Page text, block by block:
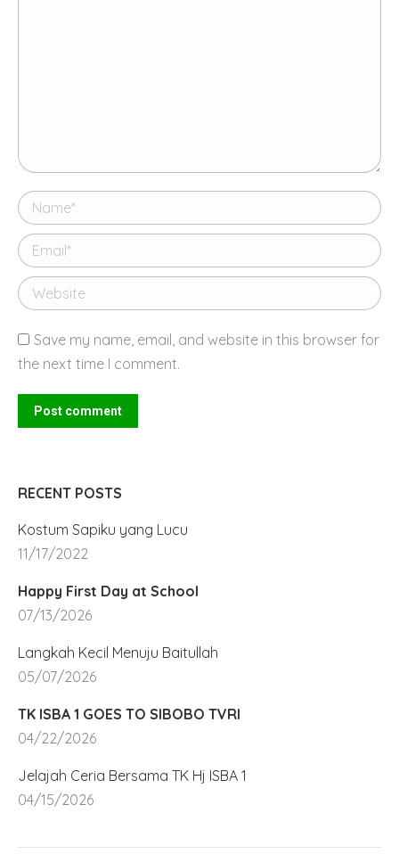
Name *
Email *
Website
Save my name, email, and website in this browser for
the next time I comment.
Post comment
RECENT POSTS
Kostum Sapiku yang Lucu
11/17/2022
Happy First Day at School
07/13/2026
Langkah Kecil Menuju Baitullah
05/07/2026
TK ISBA 1 GOES TO SIBOBO TVRI
04/22/2026
Jelajah Ceria Bersama TK Hj ISBA 1
04/15/2026